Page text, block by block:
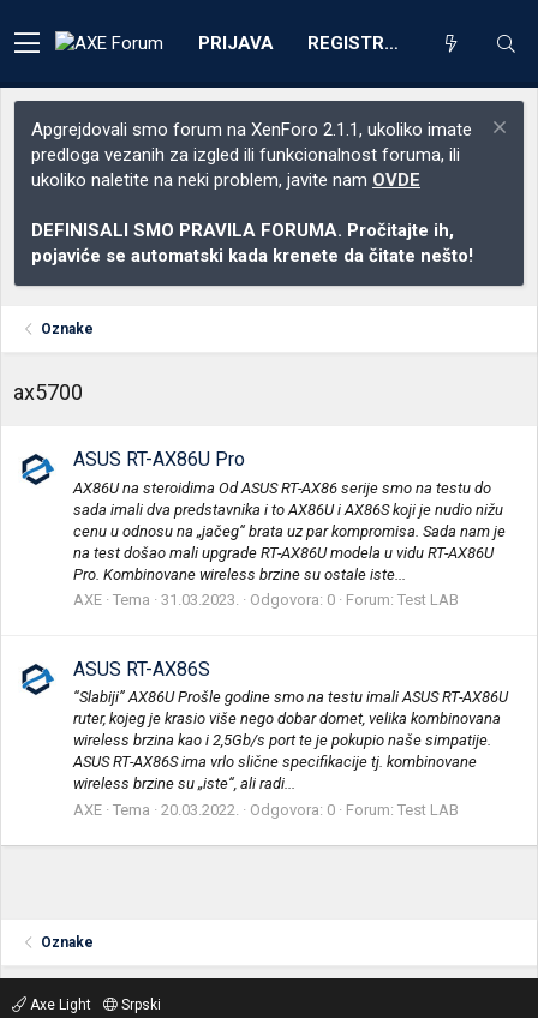
PRIJAVA REGISTRACIJA
Apgrejdovali smo forum na XenForo 2.1.1, ukoliko imate
predloga vezanih za izgled ili funkcionalnost foruma, ili
ukoliko naletite na neki problem, javite nam OVDE
DEFINISALI SMO PRAVILA FORUMA. Pročitajte ih,
pojaviće se automatski kada krenete da čitate nešto!
Oznake
ax5700
ASUS RT-AX86U Pro
AX86U na steroidima Od ASUS RT-AX86 serije smo na testu do
sada imali dva predstavnika i to AX86U i AX86S koji je nudio nižu
cenu u odnosu na „jačeg“ brata uz par kompromisa. Sada nam je
na test došao mali upgrade RT-AX86U modela u vidu RT-AX86U
Pro. Kombinovane wireless brzine su ostale iste...
AXE Tema 31.03.2023. Odgovora: 0 Forum: Test LAB
ASUS RT-AX86S
“Slabiji” AX86U Prošle godine smo na testu imali ASUS RT-AX86U
ruter, kojeg je krasio više nego dobar domet, velika kombinovana
wireless brzina kao i 2,5Gb/s port te je pokupio naše simpatije.
ASUS RT-AX86S ima vrlo slične specifikacije tj. kombinovane
wireless brzine su „iste“, ali radi...
AXE Tema 20.03.2022. Odgovora: 0 Forum: Test LAB
Oznake
Axe Light
Srpski